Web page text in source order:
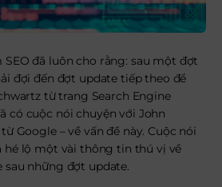
SEO đã luôn cho rằng: sau một đợt
đợi đến đợt update tiếp theo để
từ trang Search Engine
có cuộc nói chuyện với John
Google – về vấn đề này. Cuộc nói
hé lộ một vài thông tin thú vị về
sau những đợt update.